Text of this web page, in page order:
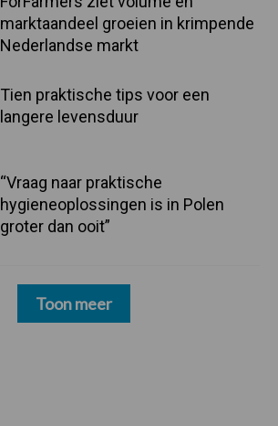
marktaandeel groeien in krimpende
Nederlandse markt
Tien praktische tips voor een
langere levensduur
“Vraag naar praktische
hygieneoplossingen is in Polen
groter dan ooit”
Toon meer